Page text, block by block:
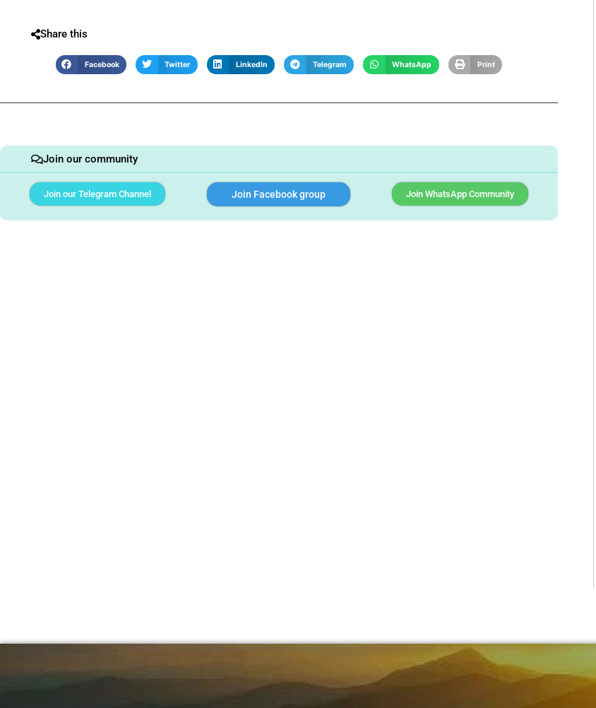
Share this
Facebook Twitter LinkedIn Telegram WhatsApp Print
Join our community
Join our Telegram Channel Join Facebook group Join WhatsApp Community